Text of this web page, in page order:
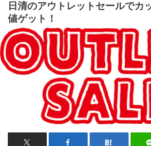
日清のアウトレットセールでカ
値ゲット！